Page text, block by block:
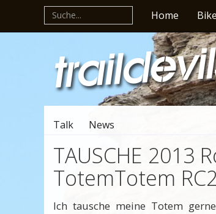
Home
Talk News
TAUSCHE 2013
TotemTotem
Ich tausche meine Totem